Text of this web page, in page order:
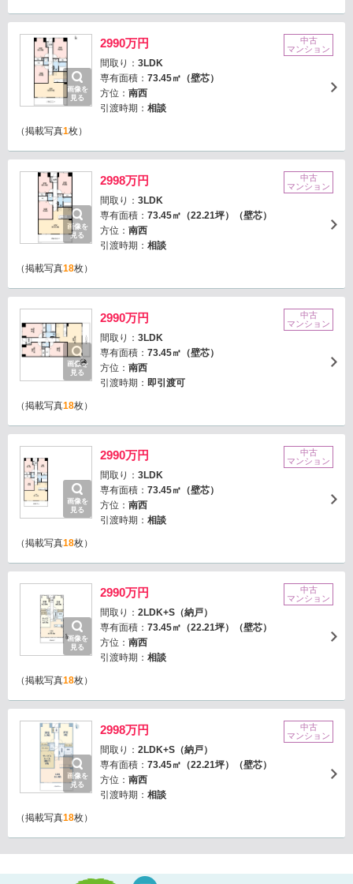
画像を
見る
2990万円
間取り： 3LDK
専有面積： 73.45㎡（壁芯）
方位： 南西
引渡時期： 相談
中古
マンション
（掲載写真1枚）
画像を
見る
2998万円
間取り： 3LDK
専有面積： 73.45㎡（22.21坪）（壁芯）
方位： 南西
引渡時期： 相談
中古
マンション
（掲載写真18枚）
画像を
見る
2990万円
間取り： 3LDK
専有面積： 73.45㎡（壁芯）
方位： 南西
引渡時期： 即引渡可
中古
マンション
（掲載写真18枚）
画像を
見る
2990万円
間取り： 3LDK
専有面積： 73.45㎡（壁芯）
方位： 南西
引渡時期： 相談
中古
マンション
（掲載写真18枚）
画像を
見る
2990万円
間取り： 2LDK+S（納戸）
専有面積： 73.45㎡（22.21坪）（壁芯）
方位： 南西
引渡時期： 相談
中古
マンション
（掲載写真18枚）
画像を
見る
2998万円
間取り： 2LDK+S（納戸）
専有面積： 73.45㎡（22.21坪）（壁芯）
方位： 南西
引渡時期： 相談
中古
マンション
（掲載写真18枚）